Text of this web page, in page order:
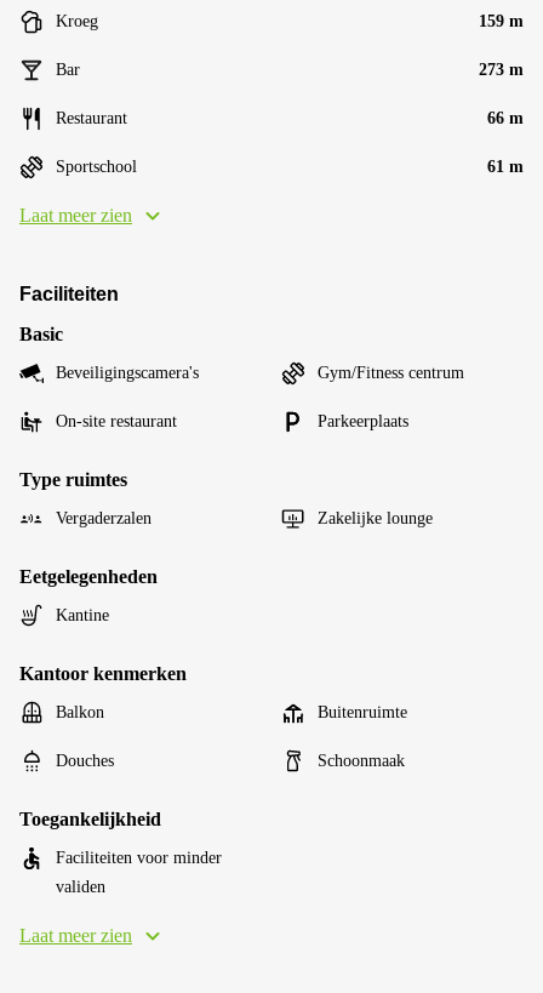
Kroeg 159 m
Bar 273 m
Restaurant 66 m
Sportschool 61 m
Laat meer zien
Faciliteiten
Basic
Beveiligingscamera's Gym/Fitness centrum
On-site restaurant Parkeerplaats
Type ruimtes
Vergaderzalen Zakelijke lounge
Eetgelegenheden
Kantine
Kantoor kenmerken
Balkon Buitenruimte
Douches Schoonmaak
Toegankelijkheid
Faciliteiten voor minder
validen
Laat meer zien